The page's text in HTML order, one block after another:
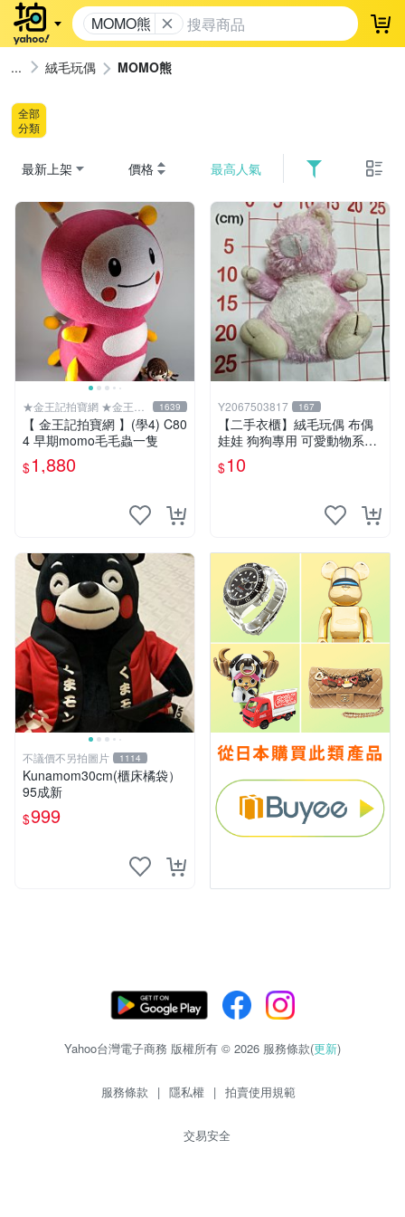
MOMO熊 登
絨毛玩偶 MOMO熊
全部
分類
最新上架 價格 最高人氣
★金王記拍寶網 ★金王記
拍寶趣
1639
【 金王記拍寶網 】(學4) C80
4 早期momo毛毛蟲一隻
$1,880
Y2067503817 167
【二手衣櫃】絨毛玩偶 布偶
娃娃 狗狗專用 可愛動物系列
耐咬耐磨玩具 玩偶 粉紅熊寵
物玩具 1120929
$10
不議價不另拍圖片 1114
Kunamom30cm(櫃床橘袋）
95成新
$999
Yahoo台灣電子商務 版權所有 © 2026 服務條款(更新)
服務條款 | 隱私權 | 拍賣使用規範
交易安全